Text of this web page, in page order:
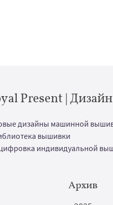
Present |
дизайны машинной
вышивки
индивидуальной
Архив